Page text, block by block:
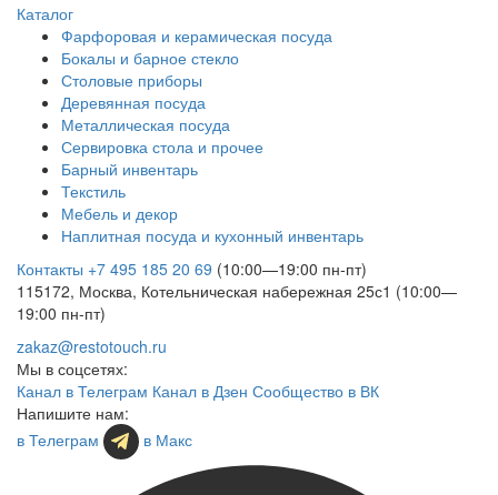
Каталог
Фарфоровая и керамическая посуда
Бокалы и барное стекло
Столовые приборы
Деревянная посуда
Металлическая посуда
Сервировка стола и прочее
Барный инвентарь
Текстиль
Мебель и декор
Наплитная посуда и кухонный инвентарь
Контакты +7 495 185 20 69 (10:00—19:00 пн-пт)
115172, Москва, Котельническая набережная 25с1 (10:00—
19:00 пн-пт)
zakaz@restotouch.ru
Мы в соцсетях:
Канал в Телеграм Канал в Дзен Сообщество в ВК
Напишите нам:
в Телеграм
в Макс